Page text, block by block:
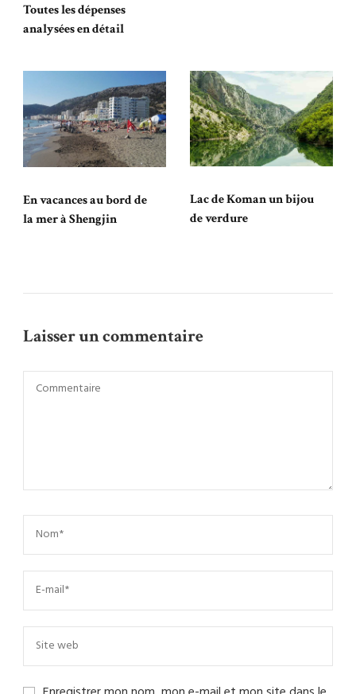
Toutes les dépenses
analysées en détail
En vacances au bord de
la mer à Shengjin
Lac de Koman un bijou
de verdure
Laisser un commentaire